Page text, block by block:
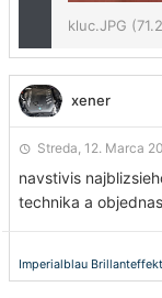
kluc.JPG
xener
Streda, 12. Marca
navstivis
technika a objednas
Imperialblau